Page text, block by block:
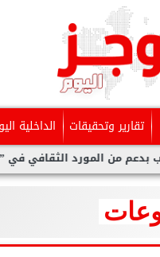
تقارير وتحقيقات الداخلية
في ”صنع بسحرك”